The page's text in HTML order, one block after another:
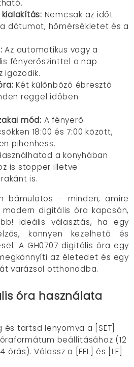
Nemcsak az időt
dátumot, hőmérsékletet és a
Az automatikus vagy a
fényerőszinttel a nap
igazodik.
Két különböző ébresztő
reggel időben
mód: A fényerő
18:00 és 7:00 között,
pihenhess.
a konyhában
is stopper illetve
is.
bámulatos – minden, amire
digitális óra kapcsán,
Ideális választás, ha egy
könnyen kezelhető és
A GH0707 digitális óra egy
az életedet és egy
varázsol otthonodba.
óra használata
és tartsd lenyomva a [SET]
beállításához (12
órás). Válassz a [FEL] és [LE]